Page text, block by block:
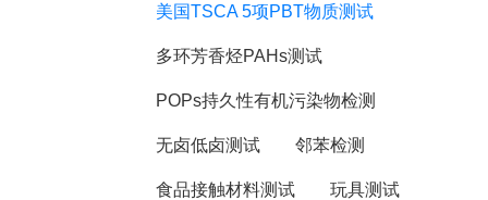
美国TSCA 5项PBT物质测试
多环芳香烃PAHs测试
POPs持久性有机污染物检测
无卤低卤测试 邻苯检测
食品接触材料测试 玩具测试